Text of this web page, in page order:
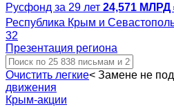
Русфонд за 29 лет 24,571 МЛРД
Республика Крым и
32
Презентация региона
Очистить легкие< Замене не
движения
Крым-акции